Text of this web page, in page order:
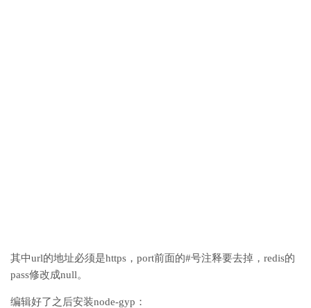
其中url的地址必须是https，port前面的#号注释要去掉，redis的
pass修改成null。
编辑好了之后安装node-gyp：